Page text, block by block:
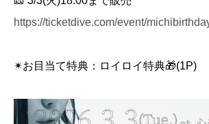
https://ticketdive.com/event/
✴︎お目当て特典：ロイロイ特典🎁(1P)